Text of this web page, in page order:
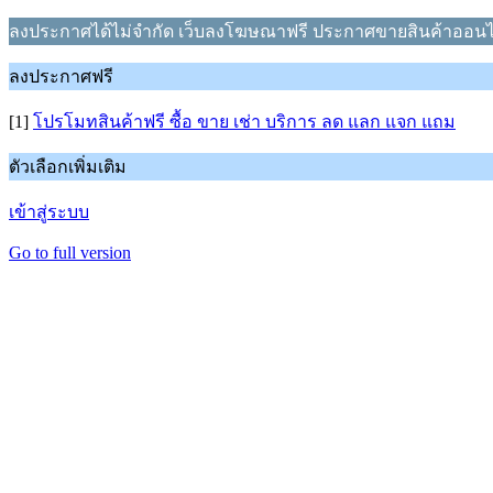
ลงประกาศได้ไม่จำกัด เว็บลงโฆษณาฟรี ประกาศขายสินค้าออน
ลงประกาศฟรี
[1] โปรโมทสินค้าฟรี ซื้อ ขาย เช่า บริการ ลด แลก แจก แถม
ตัวเลือกเพิ่มเติม
เข้าสู่ระบบ
Go to full version